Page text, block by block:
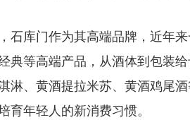
石库门作为其高端品牌，近年
典等高端产品，从酒体到包装
淋、黄酒提拉米苏、黄酒鸡尾
育年轻人的新消费习惯。